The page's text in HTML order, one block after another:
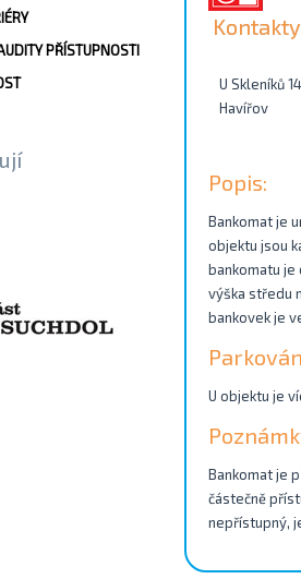
PŘÍSTUPNOSTI
Kontakty
U Skleníků
Havířov
Popis:
Bankomat je
objektu jsou
bankomatu je
výška středu
bankovek je
U objektu je
Bankomat je
částečně
nepřístupný,